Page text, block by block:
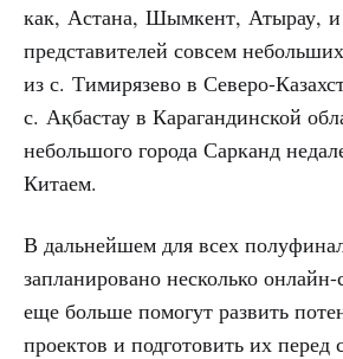
как, Астана, Шымкент, Атырау,
представителей совсем
из с. Тимирязево в Северо-
с. Ақбастау в Карагандинской
небольшого города Сарканд
Китаем.
В дальнейшем для всех
запланировано несколько
еще больше помогут развить
проектов и подготовить их перед